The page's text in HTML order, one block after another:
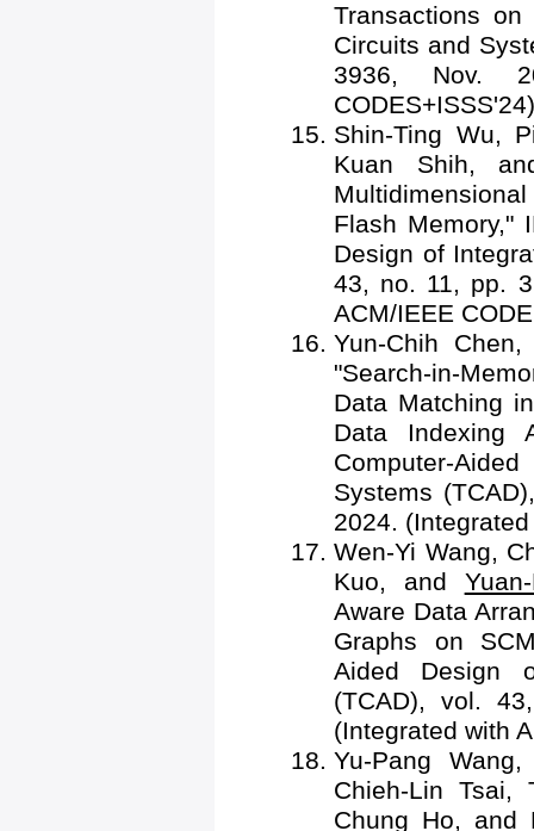
Transactions on
Circuits and
3936, Nov.
CODES+ISSS'24)
Shin-Ting Wu,
Kuan Shih,
Flash Memory,"
Design of
43, no. 11, pp.
ACM/IEEE
Yun-Chih
"Search-in-
Data Matching
Data Indexing
Computer-
Systems
2024.
Wen-Yi Wang,
Kuo, and
Aware Data
Graphs on
Aided Design
(TCAD), vol.
(Integrated with
Yu-Pang
Chieh-Lin Tsai,
Chung Ho, and